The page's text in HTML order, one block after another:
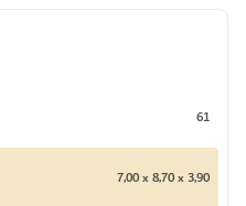
61
7,00 x 8,70 x 3,90